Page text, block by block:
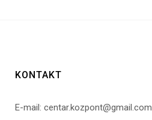
KONTAKT
E-mail: centar.kozpont@gmail.com